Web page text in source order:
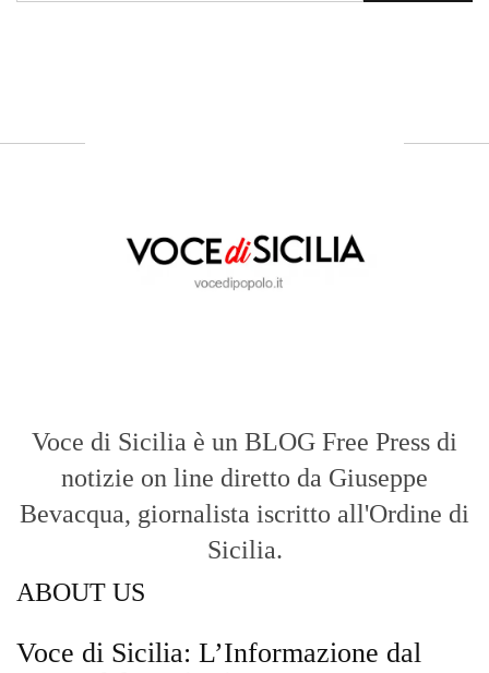
Voce di Sicilia è un BLOG Free Press di
notizie on line diretto da Giuseppe
Bevacqua, giornalista iscritto all'Ordine di
Sicilia.
ABOUT US
Voce di Sicilia: L’Informazione dal